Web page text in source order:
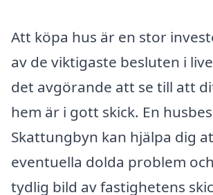
Att köpa hus är en stor
av de viktigaste besluten i
det avgörande att se till att
hem är i gott skick. En
Skattungbyn kan hjälpa dig
eventuella dolda problem
tydlig bild av fastighetens